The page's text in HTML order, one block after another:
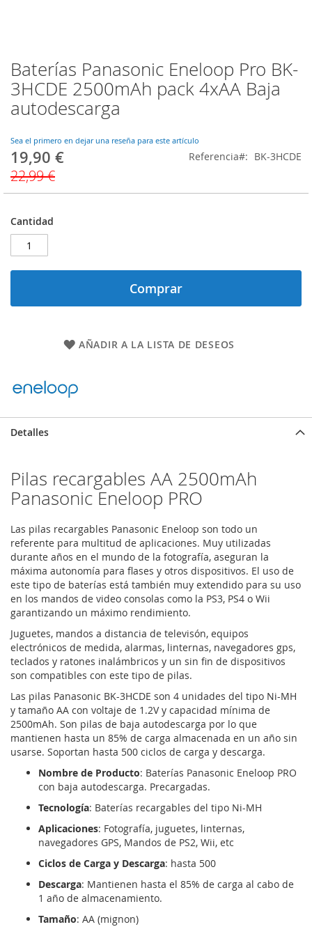
Baterías Panasonic Eneloop Pro BK-
3HCDE 2500mAh pack 4xAA Baja
autodescarga
Sea el primero en dejar una reseña para este artículo
Precio
especial
19,90 €
22,99 €
Referencia BK-3HCDE
Cantidad
Comprar
AÑADIR A LA LISTA DE DESEOS
Saltar
al
comienzo
de
galería
de
imágenes
Detalles
Pilas recargables AA 2500mAh
Panasonic Eneloop PRO
Las pilas recargables Panasonic Eneloop son todo un
referente para multitud de aplicaciones. Muy utilizadas
durante años en el mundo de la fotografía, aseguran la
máxima autonomía para flases y otros dispositivos. El uso de
este tipo de baterías está también muy extendido para su uso
en los mandos de video consolas como la PS3, PS4 o Wii
garantizando un máximo rendimiento.
Juguetes, mandos a distancia de televisón, equipos
electrónicos de medida, alarmas, linternas, navegadores gps,
teclados y ratones inalámbricos y un sin fin de dispositivos
son compatibles con este tipo de pilas.
Las pilas Panasonic BK-3HCDE son 4 unidades del tipo Ni-MH
y tamaño AA con voltaje de 1.2V y capacidad mínima de
2500mAh. Son pilas de baja autodescarga por lo que
mantienen hasta un 85% de carga almacenada en un año sin
usarse. Soportan hasta 500 ciclos de carga y descarga.
Nombre de Producto: Baterías Panasonic Eneloop PRO
con baja autodescarga. Precargadas.
Tecnología: Baterías recargables del tipo Ni-MH
Aplicaciones: Fotografía, juguetes, linternas,
navegadores GPS, Mandos de PS2, Wii, etc
Ciclos de Carga y Descarga: hasta 500
Descarga: Mantienen hasta el 85% de carga al cabo de
1 año de almacenamiento.
Tamaño: AA (mignon)